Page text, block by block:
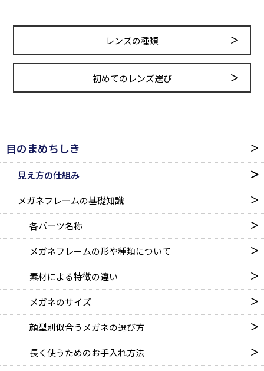
レンズの種類
初めてのレンズ選び
目のまめちしき
見え方の仕組み
メガネフレームの基礎知識
各パーツ名称
メガネフレームの形や種類について
素材による特徴の違い
メガネのサイズ
顔型別似合うメガネの選び方
長く使うためのお手入れ方法